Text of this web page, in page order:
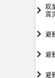
双
震
避
避
避